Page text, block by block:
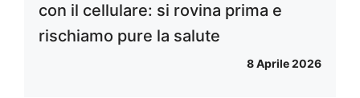
con il cellulare: si rovina prima e
rischiamo pure la salute
8 Aprile 2026